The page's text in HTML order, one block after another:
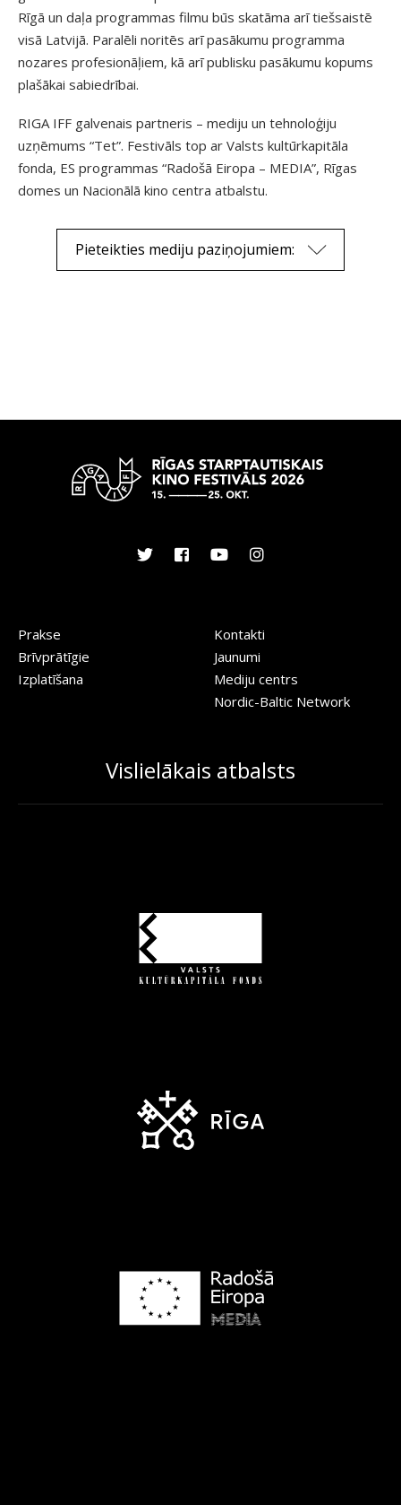
Rīgā un daļa programmas filmu būs skatāma arī tiešsaistē
visā Latvijā. Paralēli noritēs arī pasākumu programma
nozares profesionāļiem, kā arī publisku pasākumu kopums
plašākai sabiedrībai.
RIGA IFF galvenais partneris – mediju un tehnoloģiju
uzņēmums “Tet”. Festivāls top ar Valsts kultūrkapitāla
fonda, ES programmas “Radošā Eiropa – MEDIA”, Rīgas
domes un Nacionālā kino centra atbalstu.
Pieteikties mediju paziņojumiem:
Prakse
Brīvprātīgie
Izplatīšana
Kontakti
Jaunumi
Mediju centrs
Nordic-Baltic Network
Vislielākais atbalsts